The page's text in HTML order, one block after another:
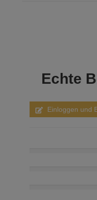
Echte
Einloggen und